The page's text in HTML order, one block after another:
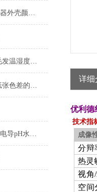
分光测色仪在手机充电器外壳颜色测量上的应用
什么是毛发温湿度计/毛发温湿度计的定义及用途
NS分光测色仪在控制纸张色差的应用
手持多合一高浓度盐度电导pH水质检测笔
详细
优利德
技术指
成像
分辩
热灵
视角
空间